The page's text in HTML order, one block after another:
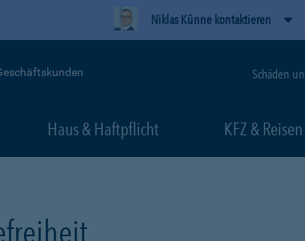
Niklas Künne kontaktieren
Schäden
Haus & Haftpflicht KFZ & Reisen